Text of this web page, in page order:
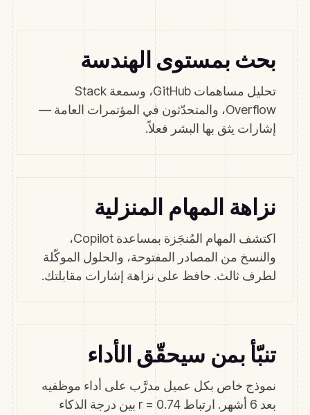
بحث بمستوى الهندسة
تحليل مساهمات GitHub، وسمعة Stack
Overflow، والمتحدّثون في المؤتمرات العامة —
إشارات يثق بها البشر فعلاً.
نزاهة المهام المنزلية
اكتشف المهام المُنجَزة بمساعدة Copilot،
والنسخ من المصادر المفتوحة، والحلول الموكّلة
لطرف ثالث. حافظ على نزاهة إشارات مقابلتك.
تنبّأ بمن سيحقّق الأداء
نموذج خاص بكل عميل مدرَّب على أداء موظفيه
بعد 6 أشهر. ارتباط r = 0.74 بين درجة الذكاء